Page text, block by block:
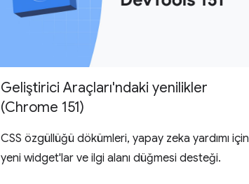
Geliştirici Araçları'ndaki yenilikler
(Chrome 151)
CSS özgüllüğü dökümleri, yapay zeka yardımı için
yeni widget'lar ve ilgi alanı düğmesi desteği.